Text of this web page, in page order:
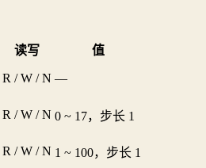
读写
值
R / W / N —
R / W / N 0 ~ 17，步长 1
R / W / N 1 ~ 100，步长 1